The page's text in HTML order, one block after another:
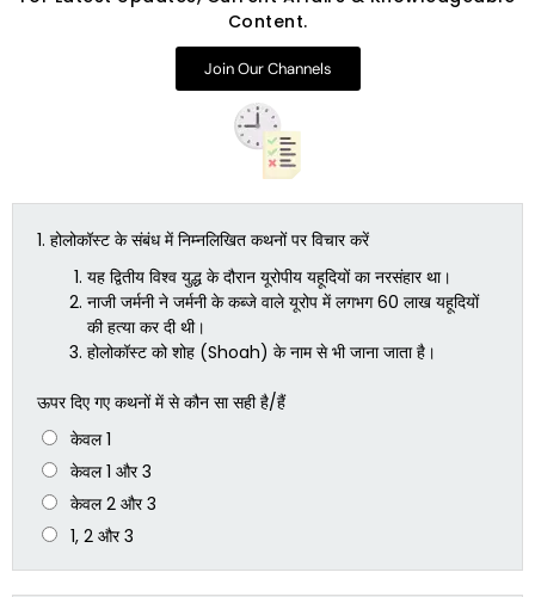
Content.
Join Our Channels
1. होलोकॉस्ट के संबंध में निम्नलिखित कथनों पर विचार करें
यह द्वितीय विश्व युद्ध के दौरान यूरोपीय यहूदियों का नरसंहार था।
नाजी जर्मनी ने जर्मनी के कब्जे वाले यूरोप में लगभग 60 लाख यहूदियों
की हत्या कर दी थी।
होलोकॉस्ट को शोह (Shoah) के नाम से भी जाना जाता है।
ऊपर दिए गए कथनों में से कौन सा सही है/हैं
केवल 1
केवल 1 और 3
केवल 2 और 3
1, 2 और 3